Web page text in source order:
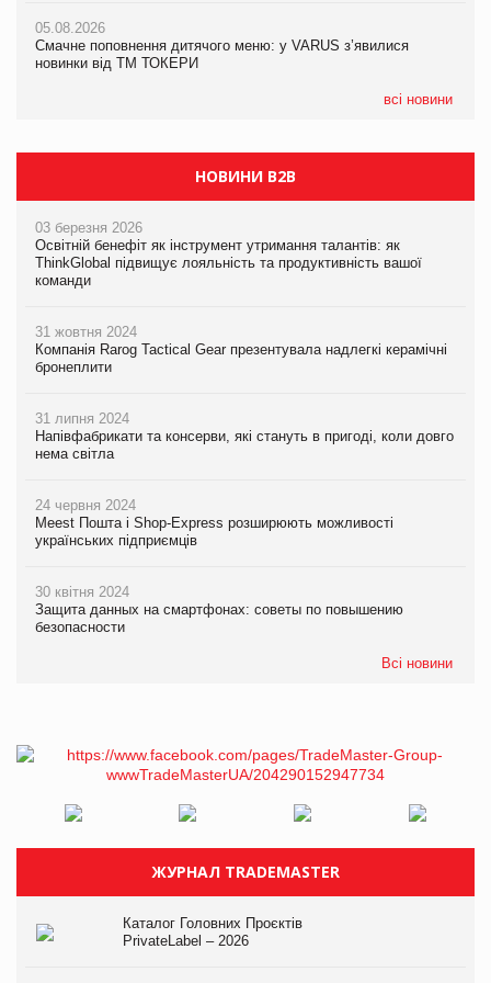
05.08.2026
Смачне поповнення дитячого меню: у VARUS з’явилися
новинки від ТМ ТОКЕРИ
всі новини
04.08.2026
Через атаку РФ у Дніпрі пошкоджено склад шоколаду
Millennium
НОВИНИ B2B
03 березня 2026
Освітній бенефіт як інструмент утримання талантів: як
ThinkGlobal підвищує лояльність та продуктивність вашої
команди
31 жовтня 2024
Компанія Rarog Tactical Gear презентувала надлегкі керамічні
бронеплити
31 липня 2024
Напівфабрикати та консерви, які стануть в пригоді, коли довго
нема світла
24 червня 2024
Meest Пошта і Shop-Express розширюють можливості
українських підприємців
30 квітня 2024
Защита данных на смартфонах: советы по повышению
безопасности
Всі новини
ЖУРНАЛ TRADEMASTER
Каталог Головних Проєктів
PrivateLabel – 2026